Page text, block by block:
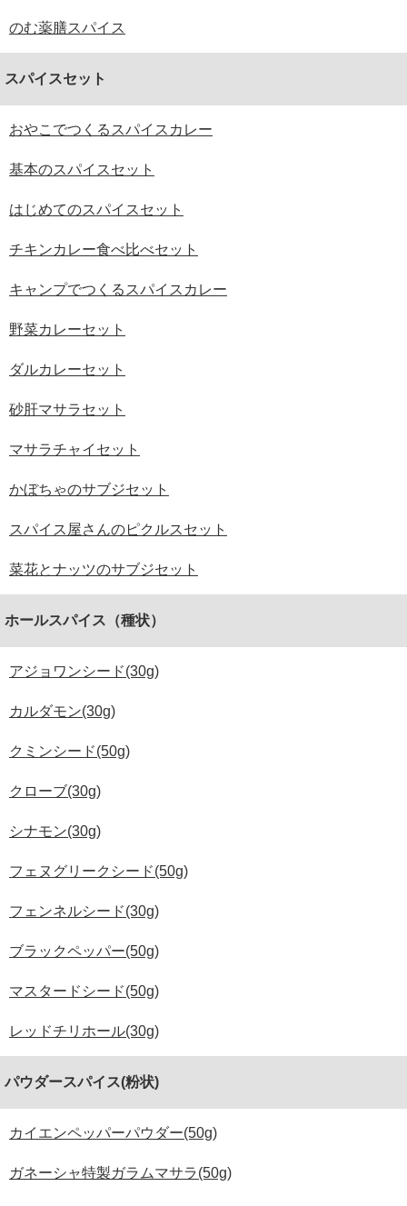
のむ薬膳スパイス
スパイスセット
おやこでつくるスパイスカレー
基本のスパイスセット
はじめてのスパイスセット
チキンカレー食べ比べセット
キャンプでつくるスパイスカレー
野菜カレーセット
ダルカレーセット
砂肝マサラセット
マサラチャイセット
かぼちゃのサブジセット
スパイス屋さんのピクルスセット
菜花とナッツのサブジセット
ホールスパイス（種状）
アジョワンシード(30g)
カルダモン(30g)
クミンシード(50g)
クローブ(30g)
シナモン(30g)
フェヌグリークシード(50g)
フェンネルシード(30g)
ブラックペッパー(50g)
マスタードシード(50g)
レッドチリホール(30g)
パウダースパイス(粉状)
カイエンペッパーパウダー(50g)
ガネーシャ特製ガラムマサラ(50g)